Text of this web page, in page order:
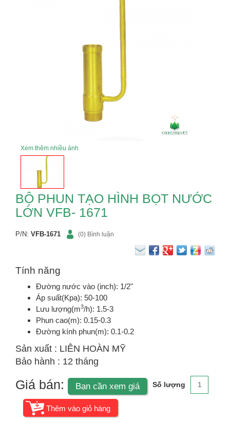
Xem thêm nhiều ảnh
BỘ PHUN TẠO HÌNH BỌT NƯỚC
LỚN VFB- 1671
P/N: VFB-1671 (0) Bình luận
Tính năng
Đường nước vào (inch): 1/2"
Áp suất(Kpa): 50-100
Lưu lượng(m3/h): 1.5-3
Phun cao(m): 0.15-0.3
Đường kính phun(m): 0.1-0.2
Sản xuất : LIÊN HOÀN MỸ
Bảo hành : 12 tháng
Giá bán: Bạn cần xem giá Số lượng